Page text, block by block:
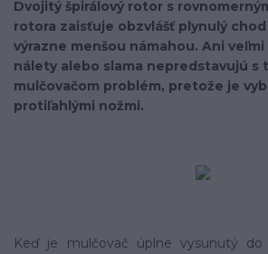
Dvojitý špirálový rotor s
rotora zaisťuje obzvlášť plynulý
výrazne menšou námahou. Ani veľmi
nálety alebo slama nepredstavujú s
mulčovačom problém, pretože je
protiľahlými nožmi.
Keď je mulčovač úplne vysunutý do